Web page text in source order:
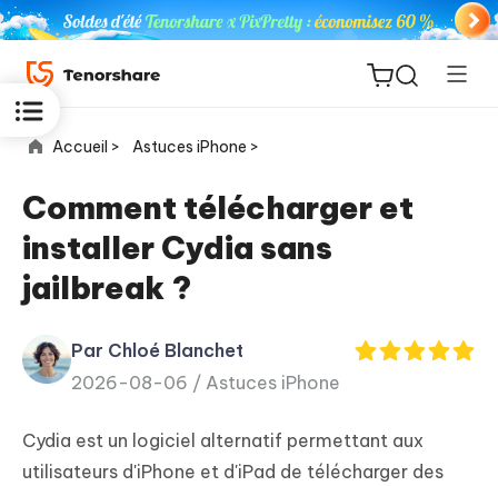
ReiBoot
for iOS
PDNob
PDF
New
iAnyGo
Accueil > Astuces iPhone >
Comment télécharger et
installer Cydia sans
jailbreak ?
Par Chloé Blanchet
2026-08-06 / Astuces iPhone
Cydia est un logiciel alternatif permettant aux
utilisateurs d'iPhone et d'iPad de télécharger des